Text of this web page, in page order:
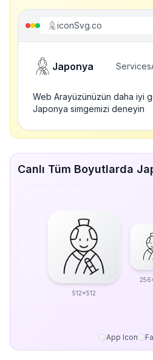
iconSvg.co
Japonya Services
Web Arayüzünüzün daha iyi
Japonya simgemizi deneyin
Canlı Tüm Boyutlarda
512x512
App Icon